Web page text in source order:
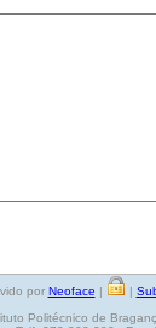
por Neoface | |
Politécnico de